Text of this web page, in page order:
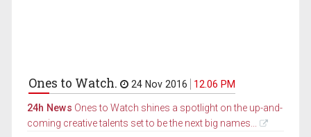
Ones to Watch. 24 Nov 2016 12.06 PM
24h News Ones to Watch shines a spotlight on the up-and-
coming creative talents set to be the next big names...